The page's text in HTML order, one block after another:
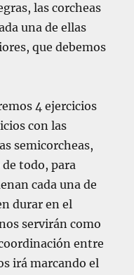
las corcheas
una de ellas
que debemos
4 ejercicios
con las
semicorcheas,
todo, para
cada una de
durar en el
servirán como
entre
irá marcando el